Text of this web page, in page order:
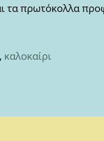
τα πρωτόκολλα
, καλοκαίρι